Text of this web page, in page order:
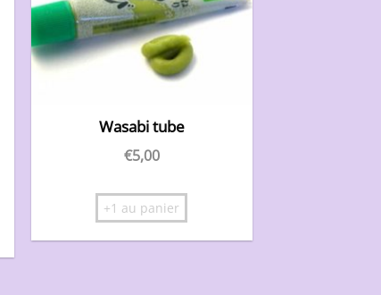
Wasabi tube
€5,00
+1 au panier